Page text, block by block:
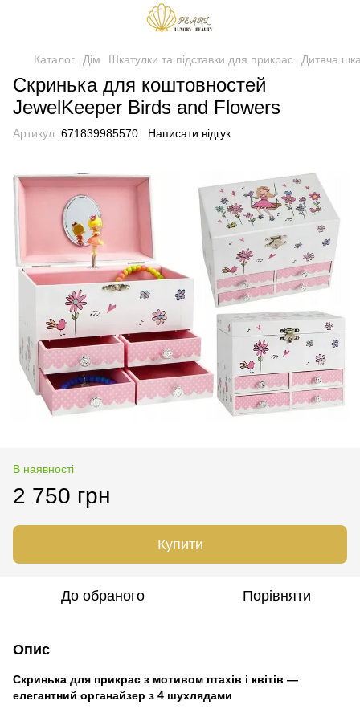
Каталог Дім Шкатулки та підставки для прикрас Дитяча
Скринька для коштовностей
JewelKeeper Birds and Flowers
Артикул: 671839985570 Написати відгук
В наявності
2 750 грн
Купити
До обраного Порівняти
Опис
Скринька для прикрас з мотивом птахів і квітів —
елегантний органайзер з 4 шухлядами